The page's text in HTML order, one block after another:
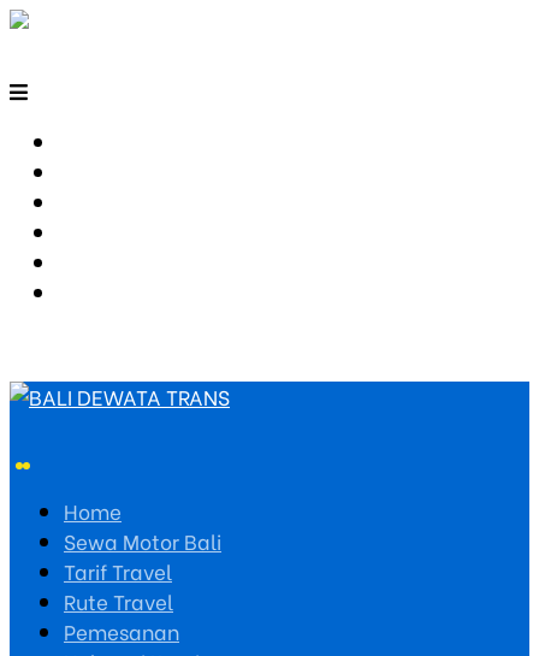
Home
Sewa Motor Bali
Tarif Travel
Rute Travel
Pemesanan